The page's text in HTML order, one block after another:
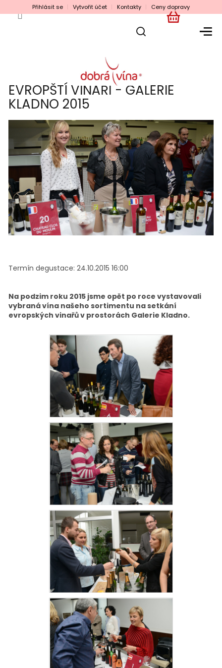
na
Přihlásit se Vytvořit účet Kontakty Ceny dopravy
NÁKUPNÍ
EVROPŠTÍ VINAŘI - GALERIE
KLADNO 2015
Termín degustace: 24.10.2015 16:00
Na podzim roku 2015 jsme opět po roce vystavovali
vybraná vína našeho sortimentu na setkání
evropských vinařů v prostorách Galerie Kladno.